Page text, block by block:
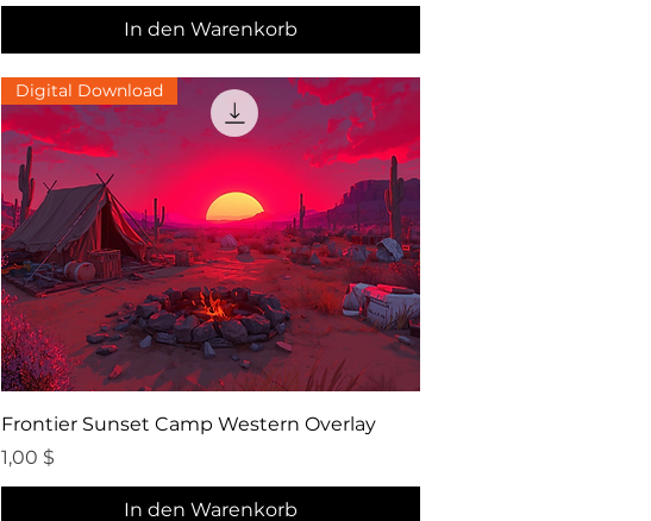
In den Warenkorb
Schnellansicht
Digital Download
Frontier Sunset Camp Western Overlay
Preis
1,00 $
In den Warenkorb